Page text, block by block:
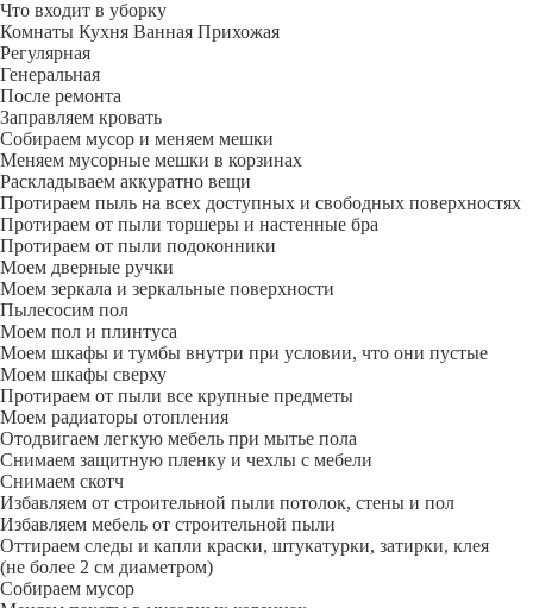
Что входит в уборку
Регу­лярная
Гене­ральная
После ремонта
Заправляем кровать
Собираем мусор и меняем мешки
Меняем мусорные мешки в корзинах
Раскладываем аккуратно вещи
Протираем пыль на всех доступных и свободных поверхностях
Протираем от пыли торшеры и настенные бра
Протираем от пыли подоконники
Моем дверные ручки
Моем зеркала и зеркальные поверхности
Пылесосим пол
Моем пол и плинтуса
Моем шкафы и тумбы внутри при условии, что они пустые
Моем шкафы сверху
Протираем от пыли все крупные предметы
Моем радиаторы отопления
Отодвигаем легкую мебель при мытье пола
Снимаем защитную пленку и чехлы с мебели
Снимаем скотч
Избавляем от строительной пыли потолок, стены и пол
Избавляем мебель от строительной пыли
Оттираем следы и капли краски, штукатурки, затирки, клея
(не более 2 см диаметром)
Собираем мусор